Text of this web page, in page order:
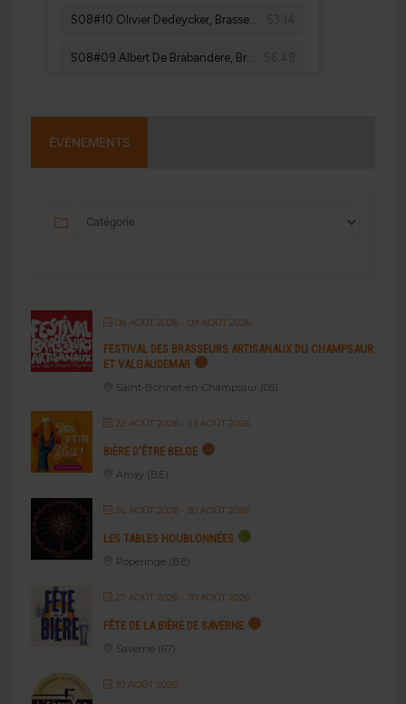
ÉVÉNEMENTS
08 AOÛT 2026- 09 AOÛT 2026
FESTIVAL DES BRASSEURS ARTISANAUX DU CHAMPSAUR
ET VALGAUDEMAR
Saint-Bonnet-en-Champsaur (05)
22 AOÛT 2026- 23 AOÛT 2026
BIÈRE D’ÊTRE BELGE
Amay (BE)
26 AOÛT 2026- 30 AOÛT 2026
LES TABLES HOUBLONNÉES
Poperinge (BE)
27 AOÛT 2026- 30 AOÛT 2026
FÊTE DE LA BIÈRE DE SAVERNE
Saverne (67)
30 AOÛT 2026